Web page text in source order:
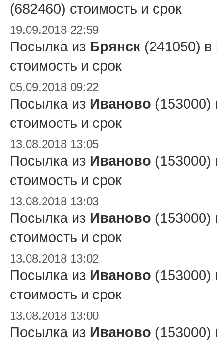
(682460) стоимость и срок
19.09.2018 22:59
Посылка из Брянск (241050) в
стоимость и срок
05.09.2018 09:22
Посылка из Иваново
стоимость и срок
13.08.2018 13:05
Посылка из Иваново
стоимость и срок
13.08.2018 13:03
Посылка из Иваново
стоимость и срок
13.08.2018 13:02
Посылка из Иваново
стоимость и срок
13.08.2018 13:00
Посылка из Иваново